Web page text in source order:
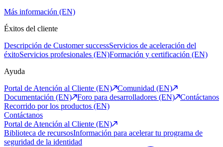
Más información (EN)
Éxitos del cliente
Descripción de Customer successServicios de aceleración del
éxitoServicios profesionales (EN)Formación y certificación (EN)
Ayuda
Portal de Atención al Cliente (EN)
Comunidad (EN)
Documentación (EN)
Foro para desarrolladores (EN)
Contáctanos
Recorrido por los productos (EN)
Contáctanos
Portal de Atención al Cliente (EN)
Biblioteca de recursosInformación para acelerar tu programa de
seguridad de la identidad